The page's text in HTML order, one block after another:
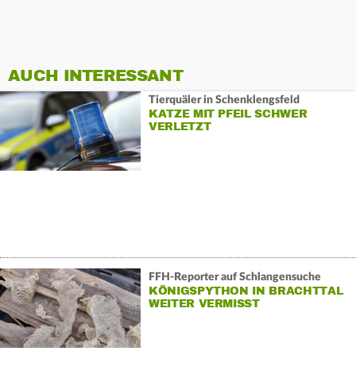
AUCH INTERESSANT
Tierquäler in Schenklengsfeld
KATZE MIT PFEIL SCHWER
VERLETZT
FFH-Reporter auf Schlangensuche
KÖNIGSPYTHON IN BRACHTTAL
WEITER VERMISST